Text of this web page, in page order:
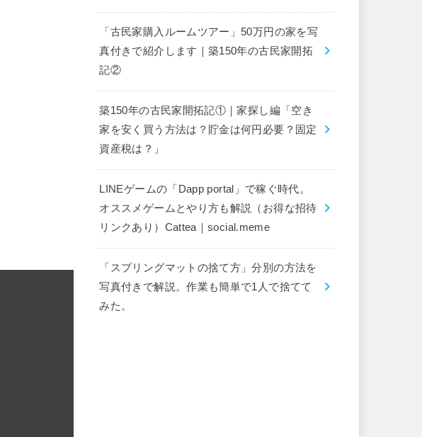
「古民家購入ルームツアー」50万円の家を写
真付きで紹介します｜築150年の古民家開拓
記②
築150年の古民家開拓記①｜家探し編「空き
家を安く買う方法は？貯金は何円必要？固定
資産税は？」
LINEゲームの「Dapp portal」で稼ぐ時代。
オススメゲームとやり方も解説（お得な招待
リンクあり）Cattea｜social.meme
「スプリングマットの捨て方」分別の方法を
写真付きで解説。作業も簡単で1人で捨てて
みた。